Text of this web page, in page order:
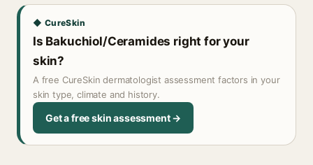
◆ CureSkin
Is Bakuchiol/Ceramides right for your
skin?
A free CureSkin dermatologist assessment factors in your
skin type, climate and history.
Get a free skin assessment →